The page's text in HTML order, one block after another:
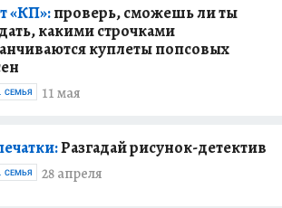
«КП»:проверь, сможешь ли ты
какими строчками
куплеты попсовых
11 мая
СЕМЬЯ
Разгадай рисунок-детектив
28 апреля
СЕМЬЯ